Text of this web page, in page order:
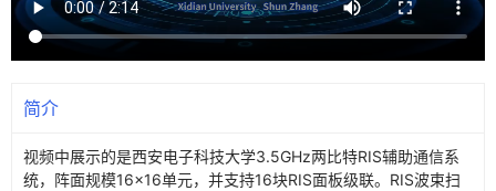
简介
视频中展示的是西安电子科技大学3.5GHz两比特RIS辅助通信系
统，阵面规模16×16单元，并支持16块RIS面板级联。RIS波束扫